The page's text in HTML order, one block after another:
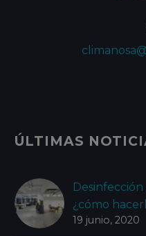
ÚLTIMAS
¿cómo
19 junio, 2020